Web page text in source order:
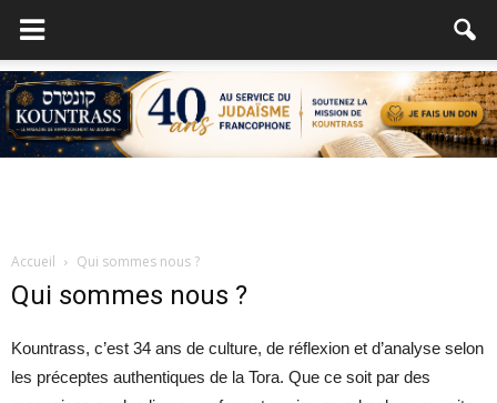
Accueil Qui sommes nous ?
Qui sommes nous ?
Kountrass, c’est 34 ans de culture, de réflexion et d’analyse selon
les préceptes authentiques de la Tora. Que ce soit par des